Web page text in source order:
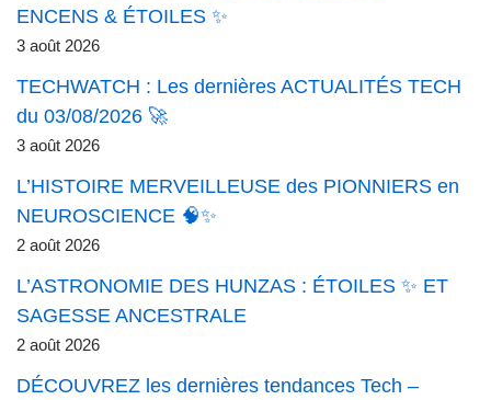
ENCENS & ÉTOILES ✨
3 août 2026
TECHWATCH : Les dernières ACTUALITÉS TECH
du 03/08/2026 🚀
3 août 2026
L’HISTOIRE MERVEILLEUSE des PIONNIERS en
NEUROSCIENCE 🧠✨
2 août 2026
L’ASTRONOMIE DES HUNZAS : ÉTOILES ✨ ET
SAGESSE ANCESTRALE
2 août 2026
DÉCOUVREZ les dernières tendances Tech –